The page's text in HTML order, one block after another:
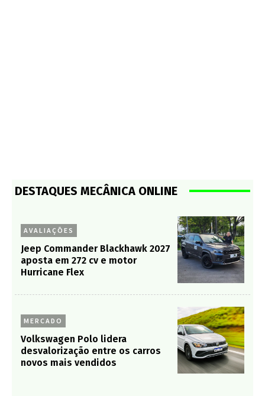
DESTAQUES MECÂNICA ONLINE
AVALIAÇÕES
Jeep Commander Blackhawk 2027
aposta em 272 cv e motor
Hurricane Flex
MERCADO
Volkswagen Polo lidera
desvalorização entre os carros
novos mais vendidos